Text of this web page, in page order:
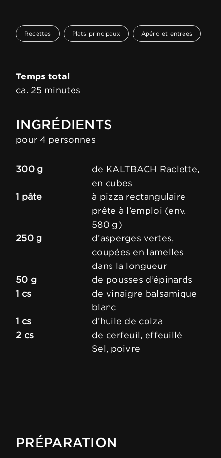
Recettes Plats principaux Apéro et entrées
Temps total
ca. 25 minutes
INGRÉDIENTS
pour 4 personnes
300 g
de KALTBACH Raclette,
en cubes
1 pâte
à pizza rectangulaire
prête à l’emploi (env.
580 g)
250 g
d’asperges vertes,
coupées en lamelles
dans la longueur
50 g
de pousses d’épinards
1 cs
de vinaigre balsamique
blanc
1 cs
d’huile de colza
2 cs
de cerfeuil, effeuillé
Sel, poivre
PRÉPARATION